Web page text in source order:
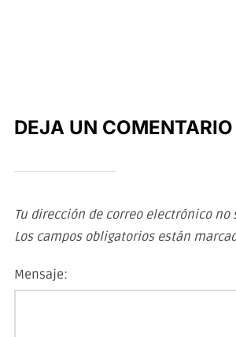
DEJA UN COMENTARIO
Tu dirección de correo electrónico no
Los campos obligatorios están
Mensaje: